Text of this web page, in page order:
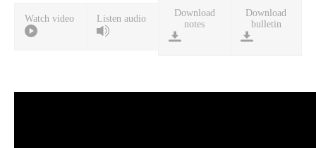
Watch video Listen audio
Download
notes
Download
bulletin